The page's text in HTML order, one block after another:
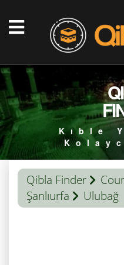
Kıble
Qibla Finder
Şanlıurfa
Ulubağ